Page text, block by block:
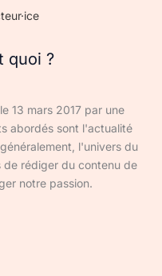
quoi ?
13 mars 2017 par une
abordés sont l'actualité
l'univers du
de rédiger du contenu de
notre passion.